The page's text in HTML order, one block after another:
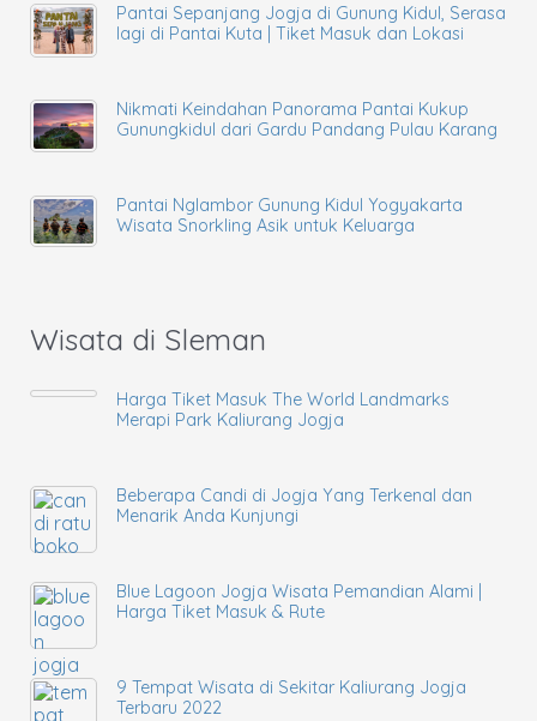
Pantai Sepanjang Jogja di Gunung Kidul, Serasa
lagi di Pantai Kuta | Tiket Masuk dan Lokasi
Nikmati Keindahan Panorama Pantai Kukup
Gunungkidul dari Gardu Pandang Pulau Karang
Pantai Nglambor Gunung Kidul Yogyakarta
Wisata Snorkling Asik untuk Keluarga
Wisata di Sleman
Harga Tiket Masuk The World Landmarks
Merapi Park Kaliurang Jogja
Beberapa Candi di Jogja Yang Terkenal dan
Menarik Anda Kunjungi
Blue Lagoon Jogja Wisata Pemandian Alami |
Harga Tiket Masuk & Rute
9 Tempat Wisata di Sekitar Kaliurang Jogja
Terbaru 2022